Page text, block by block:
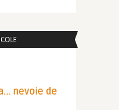
nevoie de